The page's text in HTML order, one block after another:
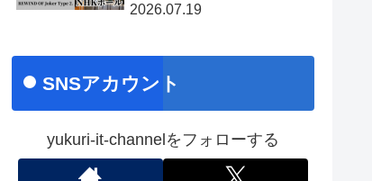
2026.07.19
SNSアカウント
yukuri-it-channelをフォローする